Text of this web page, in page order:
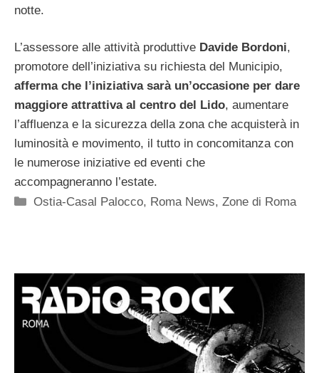
notte.
L’assessore alle attività produttive Davide Bordoni,
promotore dell’iniziativa su richiesta del Municipio,
afferma che l’iniziativa sarà un’occasione per dare
maggiore attrattiva al centro del Lido, aumentare
l’affluenza e la sicurezza della zona che acquisterà in
luminosità e movimento, il tutto in concomitanza con
le numerose iniziative ed eventi che
accompagneranno l’estate.
Categorie
Ostia-Casal Palocco, Roma News,Zone di Roma